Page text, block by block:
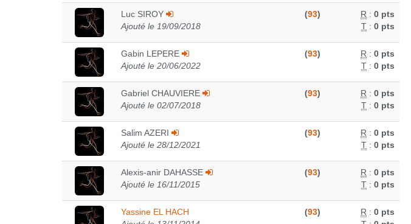
Luc SIROY
Ajouté le 19/09/2018
(93) R : 0 pts
T : 0 pts
Gabin LEPERE
Ajouté le 20/06/2022
(93) R : 0 pts
T : 0 pts
Gabriel CHAUVIERE
Ajouté le 02/07/2018
(93) R : 0 pts
T : 0 pts
Salim AZERI
Ajouté le 28/12/2021
(93) R : 0 pts
T : 0 pts
Alexis-anir DAHASSE
Ajouté le 16/11/2015
(93) R : 0 pts
T : 0 pts
Yassine EL HACH
(93) R : 0 pts